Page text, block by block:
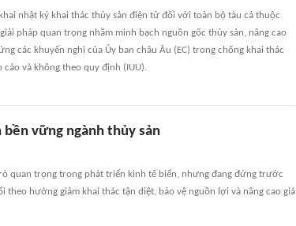
nhật ký khai thác thủy sản điện tử đối với toàn bộ tàu cá thuộc
pháp quan trọng nhằm minh bạch nguồn gốc thủy sản, nâng cao
các khuyến nghị của Ủy ban châu Âu (EC) trong chống khai thác
cáo và không theo quy định (IUU).
vững ngành thủy sản
quan trọng trong phát triển kinh tế biển, nhưng đang đứng trước
theo hướng giảm khai thác tận diệt, bảo vệ nguồn lợi và nâng cao giá